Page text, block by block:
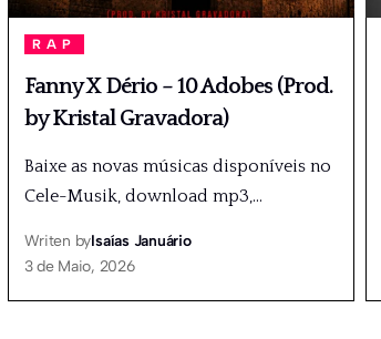
RAP
Fanny X Dério – 10 Adobes (Prod.
by Kristal Gravadora)
Baixe as novas músicas disponíveis no
Cele-Musik, download mp3,…
Writen byIsaías Januário
3 de Maio, 2026